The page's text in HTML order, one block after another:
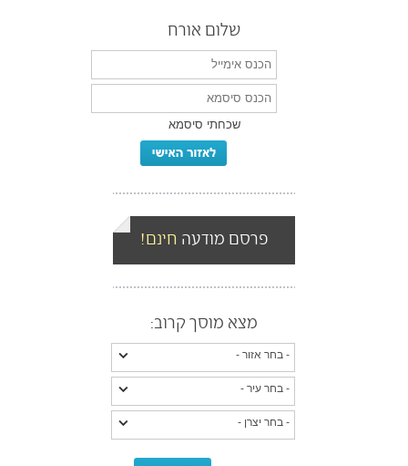
שלום אורח
שכחתי סיסמא
פרסם מודעה חינם!
מצא מוסך קרוב: